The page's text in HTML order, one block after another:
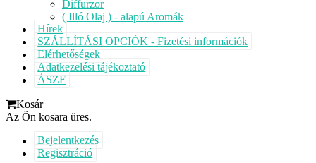
Diffurzor
( Illó Olaj ) - alapú Aromák
Hírek
SZÁLLÍTÁSI OPCIÓK - Fizetési információk
Elérhetőségek
Adatkezelési tájékoztató
ÁSZF
Kosár
Az Ön kosara üres.
Bejelentkezés
Regisztráció